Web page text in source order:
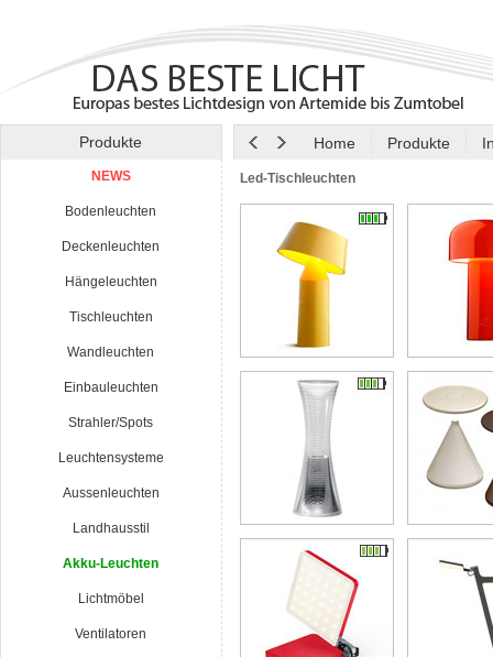
Produkte Home Produkte
NEWS
Bodenleuchten
Deckenleuchten
Hängeleuchten
Tischleuchten
Wandleuchten
Einbauleuchten
Strahler/Spots
Leuchtensysteme
Aussenleuchten
Landhausstil
Akku-Leuchten
Lichtmöbel
Ventilatoren
Led-Tischleuchten